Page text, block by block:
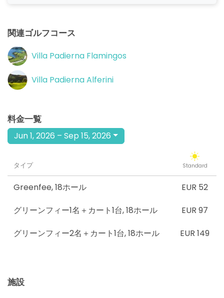
15:10
15:20 1-4名
15:30
15:40 1-4名
開始
EUR 52
16:00 1-4名
開始
EUR 52
関連ゴルフコース
Villa Padierna Flamingos
Villa Padierna Alferini
料金一覧
Jun 1, 2026 – Sep 15, 2026
タイプ Standard
Greenfee,18ホール
EUR 52
グリーンフィー1名＋カート1台,18ホール
EUR 97
グリーンフィー2名＋カート1台,18ホール EUR 149
施設